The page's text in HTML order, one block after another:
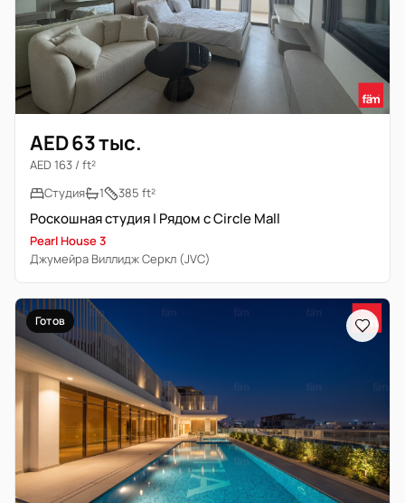
AED 63 тыс.
AED 163 / ft²
Студия
1 385 ft²
Роскошная студия | Рядом с Circle Mall
Pearl House 3
Джумейра Виллидж Серкл (JVC)
Готов